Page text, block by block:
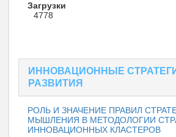
Загрузки
4778
ИННОВАЦИОННЫЕ
РАЗВИТИЯ
РОЛЬ И ЗНАЧЕНИЕ ПРАВИЛ
МЫШЛЕНИЯ В МЕТОДОЛОГИИ
ИННОВАЦИОННЫХ КЛАСТЕРОВ